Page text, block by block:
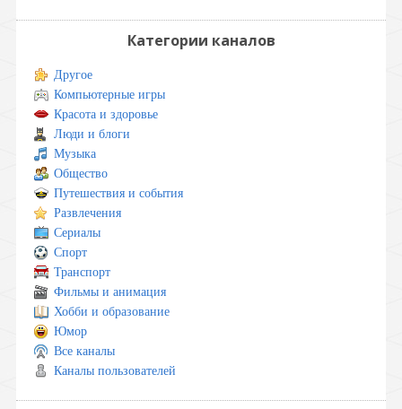
Категории каналов
Другое
Компьютерные игры
Красота и здоровье
Люди и блоги
Музыка
Общество
Путешествия и события
Развлечения
Сериалы
Спорт
Транспорт
Фильмы и анимация
Хобби и образование
Юмор
Все каналы
Каналы пользователей